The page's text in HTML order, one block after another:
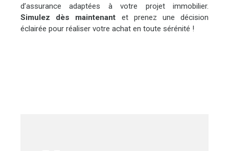
d’assurance adaptées à votre projet immobilier.
Simulez dès maintenant et prenez une décision
éclairée pour réaliser votre achat en toute sérénité !